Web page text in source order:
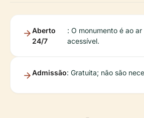
Aberto
24/7
: O monumento é ao
acessível.
Admissão: Gratuita; não são